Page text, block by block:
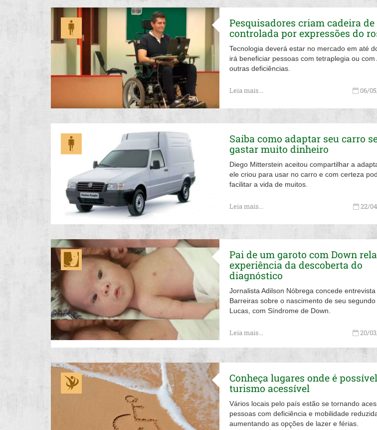
Pesquisadores criam cadeira de
controlada por expressões do
Tecnologia deverá estar no mercado em até
irá beneficiar pessoas com tetraplegia ou com
outras deficiências.
Leia mais... 06/
Saiba como adaptar seu carro
gastar muito dinheiro
Diego Mitterstein aceitou compartilhar a
ele criou para usar no carro e com certeza
facilitar a vida de muitos.
Leia mais... 22/
Pai de um garoto com Down
experiência da descoberta do
diagnóstico
Jornalista Adilson Nóbrega concede entrevista
Barreiras sobre o nascimento de seu
Lucas, com Síndrome de Down.
Leia mais... 20/
Conheça lugares onde é
turismo acessível
Vários locais pelo país estão se tornando
pessoas com deficiência e mobilidade
aumentando as opções de lazer e férias.